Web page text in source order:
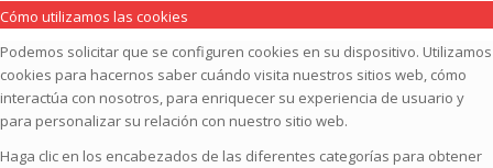
Cómo utilizamos las cookies
Podemos solicitar que se configuren cookies en su dispositivo. Utilizamos
cookies para hacernos saber cuándo visita nuestros sitios web, cómo
interactúa con nosotros, para enriquecer su experiencia de usuario y
para personalizar su relación con nuestro sitio web.
Haga clic en los encabezados de las diferentes categorías para obtener